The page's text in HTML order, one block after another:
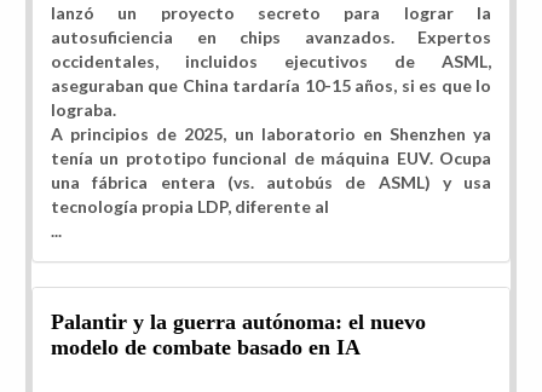
lanzó un proyecto secreto para lograr la
autosuficiencia en chips avanzados. Expertos
occidentales, incluidos ejecutivos de ASML,
aseguraban que China tardaría 10-15 años, si es que lo
lograba.
A principios de 2025, un laboratorio en Shenzhen ya
tenía un prototipo funcional de máquina EUV. Ocupa
una fábrica entera (vs. autobús de ASML) y usa
tecnología propia LDP, diferente al
...
Palantir y la guerra autónoma: el nuevo
modelo de combate basado en IA